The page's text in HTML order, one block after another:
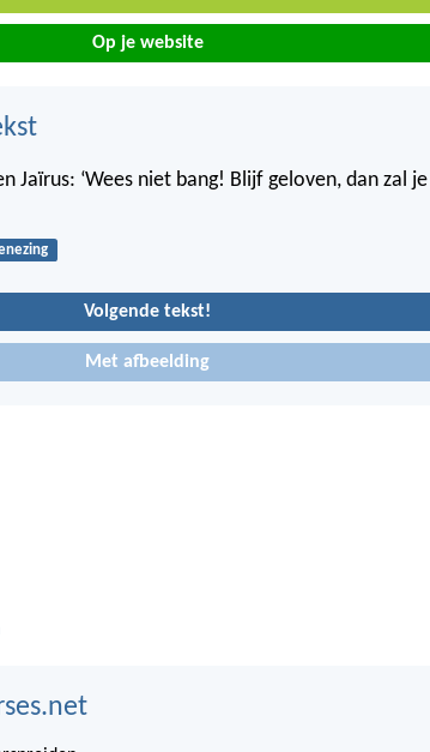
Op je website
Jaïrus: ‘Wees niet bang! Blijf geloven, dan zal
Volgende tekst!
Met afbeelding